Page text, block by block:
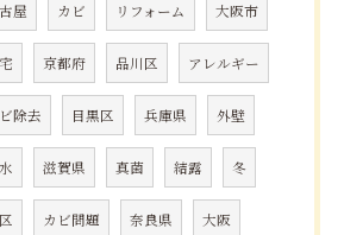
屋 カビ リフォーム 大阪市
京都府 品川区 アレルギー
除去 目黒区 兵庫県 外壁
滋賀県 真菌 結露 冬
カビ問題 奈良県 大阪